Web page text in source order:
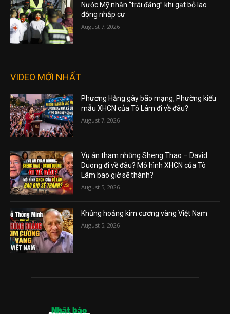
Nước Mỹ nhận “trái đắng” khi gạt bỏ lao
động nhập cư
August 7, 2026
VIDEO MỚI NHẤT
Phương Hằng gây bão mạng, Phường kiểu
mẫu XHCN của Tô Lâm đi về đâu?
August 7, 2026
Vụ án tham nhũng Sheng Thao – David
Duong đi về đâu? Mô hình XHCN của Tô
Lâm bao giờ sẽ thành?
August 5, 2026
Khủng hoảng kim cương vàng Việt Nam
August 5, 2026